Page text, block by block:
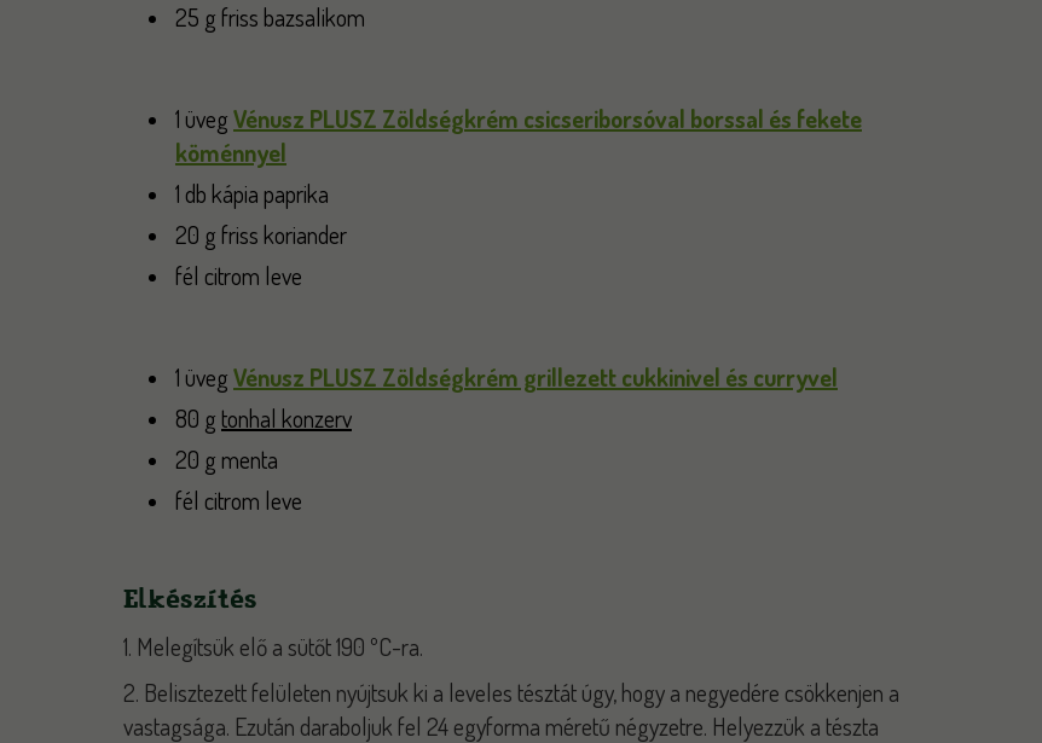
25 g friss bazsalikom
1 üvegVénusz PLUSZ Zöldségkrém csicseriborsóval borssal és fekete
köménnyel
1 db kápia paprika
20 g friss koriander
fél citrom leve
1 üvegVénusz PLUSZ Zöldségkrém grillezett cukkinivel és curryvel
80 g tonhal konzerv
20 g menta
fél citrom leve
Elkészítés
1. Melegítsük elő a sütőt 190 ºC-ra.
2. Belisztezett felületen nyújtsuk ki a leveles tésztát úgy, hogy a negyedére csökkenjen a
vastagsága. Ezután daraboljuk fel 24 egyforma méretű négyzetre. Helyezzük a tészta